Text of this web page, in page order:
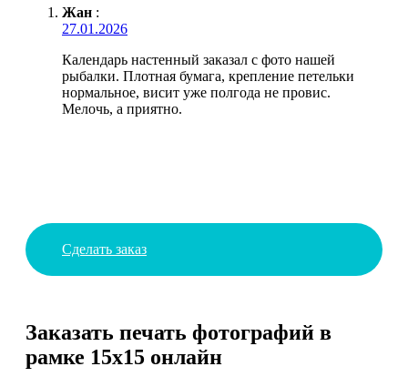
Жан :
27.01.2026
Календарь настенный заказал с фото нашей
рыбалки. Плотная бумага, крепление петельки
нормальное, висит уже полгода не провис.
Мелочь, а приятно.
Сделать заказ
Заказать печать фотографий в
рамке 15х15 онлайн